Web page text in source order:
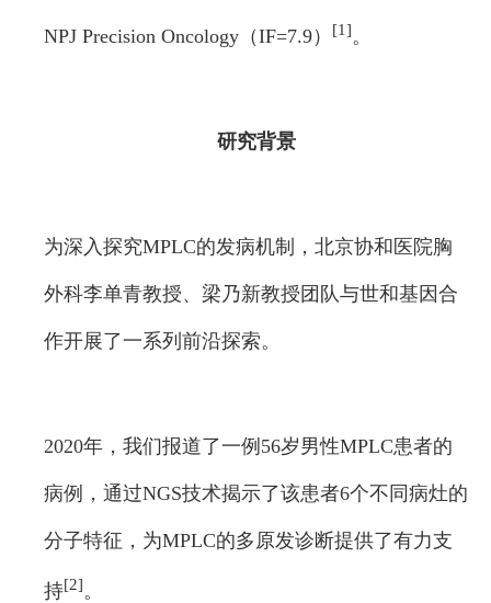
NPJ Precision Oncology（IF=7.9） [1]。
研究背景
为深入探究MPLC的发病机制，北京协和医院胸
外科李单青教授、梁乃新教授团队与世和基因合
作开展了一系列前沿探索。
2020年，我们报道了一例56岁男性MPLC患者的
病例，通过NGS技术揭示了该患者6个不同病灶的
分子特征，为MPLC的多原发诊断提供了有力支
持[2]。